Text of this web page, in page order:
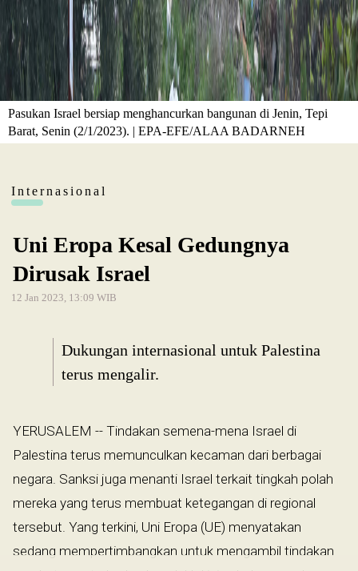
Pasukan Israel bersiap menghancurkan bangunan di Jenin, Tepi
Barat, Senin (2/1/2023). | EPA-EFE/ALAA BADARNEH
Internasional
Uni Eropa Kesal Gedungnya
Dirusak Israel
12 Jan 2023, 13:09 WIB
Dukungan internasional untuk Palestina
terus mengalir.
YERUSALEM -- Tindakan semena-mena Israel di
Palestina terus memunculkan kecaman dari berbagai
negara. Sanksi juga menanti Israel terkait tingkah polah
mereka yang terus membuat ketegangan di regional
tersebut. Yang terkini, Uni Eropa (UE) menyatakan
sedang mempertimbangkan untuk mengambil tindakan